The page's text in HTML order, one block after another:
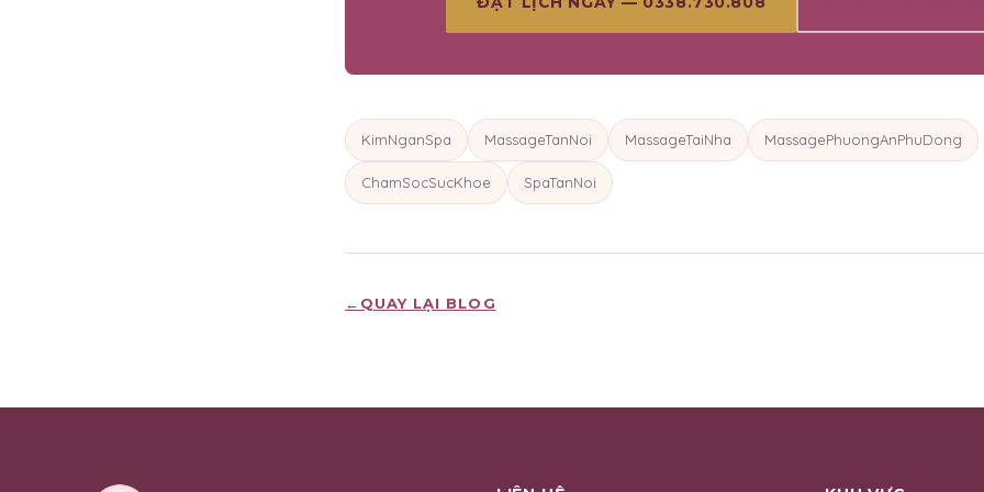
KimNganSpa MassageTanNoi MassageTaiNha MassagePhuongAnPhuDong
ChamSocSucKhoe SpaTanNoi
← QUAY LẠI BLOG